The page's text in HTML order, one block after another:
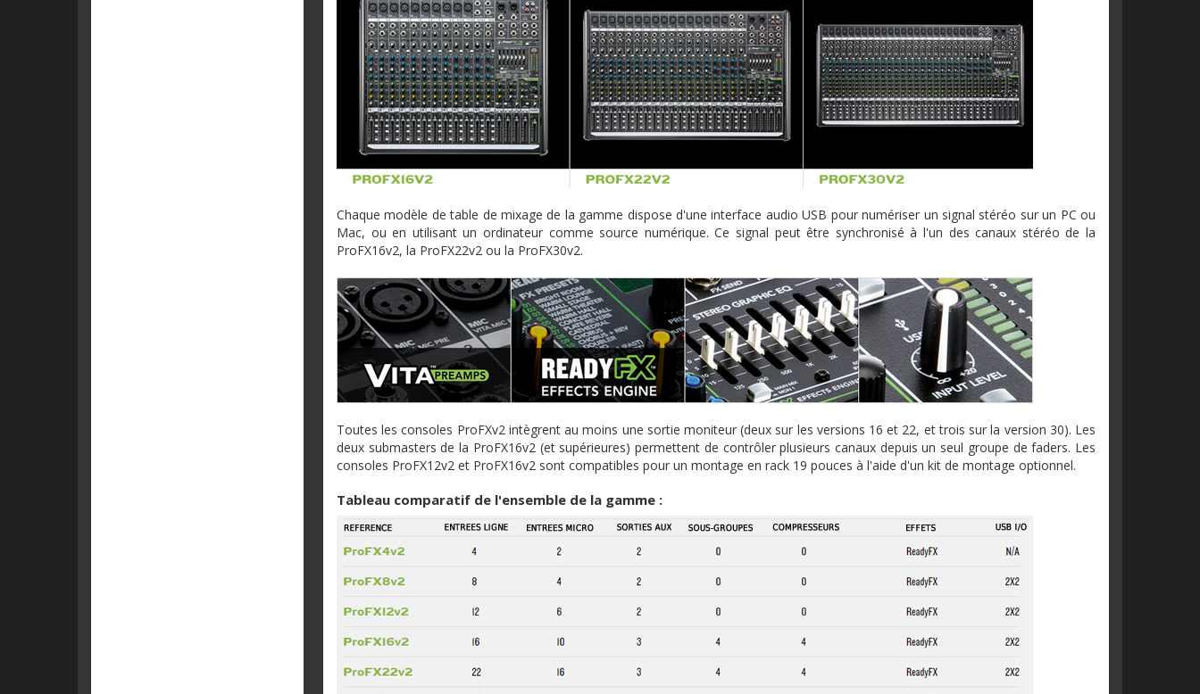
Chaque modèle de table de mixage de la gamme dispose d'une interface audio USB pour numériser un signal stéréo sur un PC ou
Mac, ou en utilisant un ordinateur comme source numérique. Ce signal peut être synchronisé à l'un des canaux stéréo de la
ProFX16v2, la ProFX22v2 ou la ProFX30v2.
Toutes les consoles ProFXv2 intègrent au moins une sortie moniteur (deux sur les versions 16 et 22, et trois sur la version 30). Les
deux submasters de la ProFX16v2 (et supérieures) permettent de contrôler plusieurs canaux depuis un seul groupe de faders. Les
consoles ProFX12v2 et ProFX16v2 sont compatibles pour un montage en rack 19 pouces à l'aide d'un kit de montage optionnel.
Tableau comparatif de l'ensemble de la gamme :